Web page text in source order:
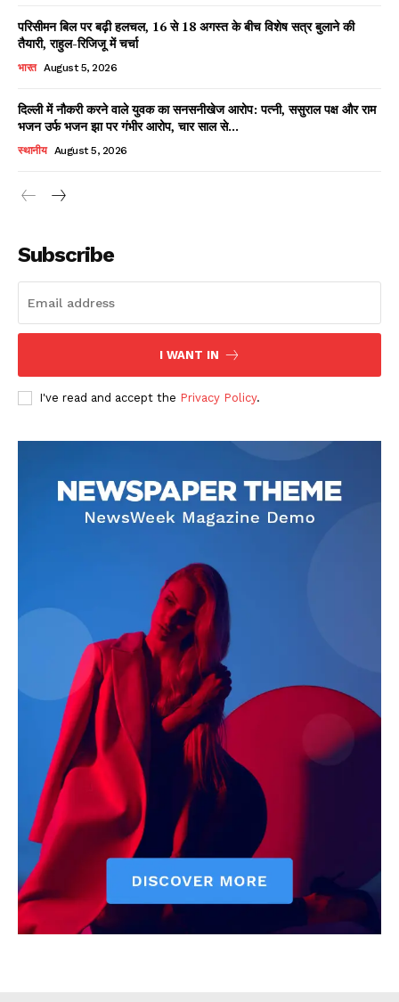
Contact us
Subscription Plans
My account
परिसीमन बिल पर बढ़ी हलचल, 16 से 18 अगस्त के बीच विशेष सत्र बुलाने की
तैयारी, राहुल-रिजिजू में चर्चा
भारत August 5, 2026
दिल्ली में नौकरी करने वाले युवक का सनसनीखेज आरोप: पत्नी, ससुराल पक्ष और राम
भजन उर्फ भजन झा पर गंभीर आरोप, चार साल से...
स्थानीय August 5, 2026
Subscribe
I WANT IN
I've read and accept the Privacy Policy.